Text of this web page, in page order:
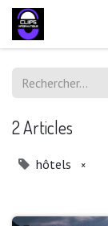
2 Articles
hôtels ×